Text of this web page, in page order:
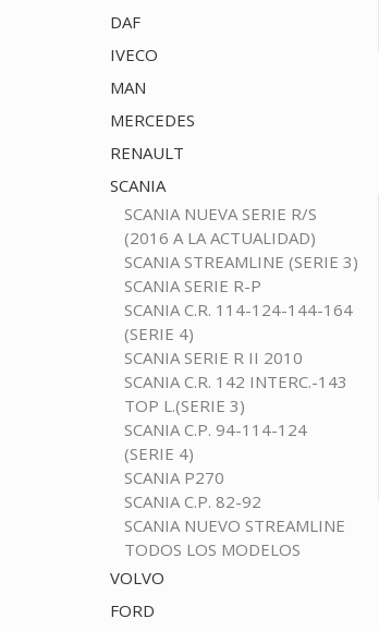
DAF
IVECO
MAN
MERCEDES
RENAULT
SCANIA
SCANIA NUEVA SERIE R/S
(2016 A LA ACTUALIDAD)
SCANIA STREAMLINE (SERIE 3)
SCANIA SERIE R-P
SCANIA C.R. 114-124-144-164
(SERIE 4)
SCANIA SERIE R II 2010
SCANIA C.R. 142 INTERC.-143
TOP L.(SERIE 3)
SCANIA C.P. 94-114-124
(SERIE 4)
SCANIA P270
SCANIA C.P. 82-92
SCANIA NUEVO STREAMLINE
TODOS LOS MODELOS
VOLVO
FORD